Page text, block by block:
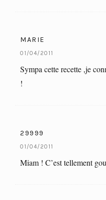
MARIE
01/04/2011
Sympa cette recette ,je
!
29999
01/04/2011
Miam ! C’est tellement